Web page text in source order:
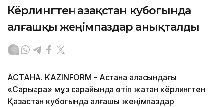
Кёрлингтен Қазақстан кубогында
алғашқы жеңімпаздар анықталды
АСТАНА. KAZINFORM - Астана қаласындағы
«Сарыарқа» мұз сарайында өтіп жатқан кёрлингтен
Қазақстан кубогында алғашқы жеңімпаздар